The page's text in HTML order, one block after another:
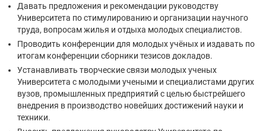
Давать предложения и рекомендации руководству
Университета по стимулированию и организации научного
труда, вопросам жилья и отдыха молодых специалистов.
Проводить конференции для молодых учёных и издавать по
итогам конференции сборники тезисов докладов.
Устанавливать творческие связи молодых ученых
Университета с молодыми учеными и специалистами других
вузов, промышленных предприятий с целью быстрейшего
внедрения в производство новейших достижений науки и
техники.